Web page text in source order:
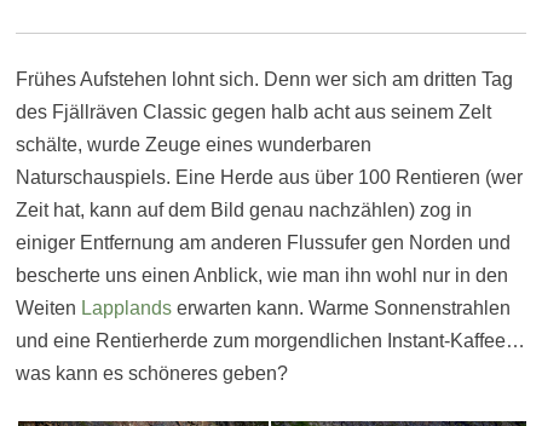
Frühes Aufstehen lohnt sich. Denn wer sich am dritten Tag
des Fjällräven Classic gegen halb acht aus seinem Zelt
schälte, wurde Zeuge eines wunderbaren
Naturschauspiels. Eine Herde aus über 100 Rentieren (wer
Zeit hat, kann auf dem Bild genau nachzählen) zog in
einiger Entfernung am anderen Flussufer gen Norden und
bescherte uns einen Anblick, wie man ihn wohl nur in den
Weiten Lapplandserwarten kann. Warme Sonnenstrahlen
und eine Rentierherde zum morgendlichen Instant-Kaffee…
was kann es schöneres geben?